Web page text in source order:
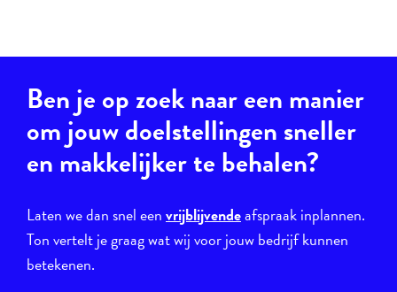
Ben je op zoek naar een manier
om jouw doelstellingen sneller
en makkelijker te behalen?
Laten we dan snel eenvrijblijvendeafspraak inplannen.
Ton vertelt je graag wat wij voor jouw bedrijf kunnen
betekenen.